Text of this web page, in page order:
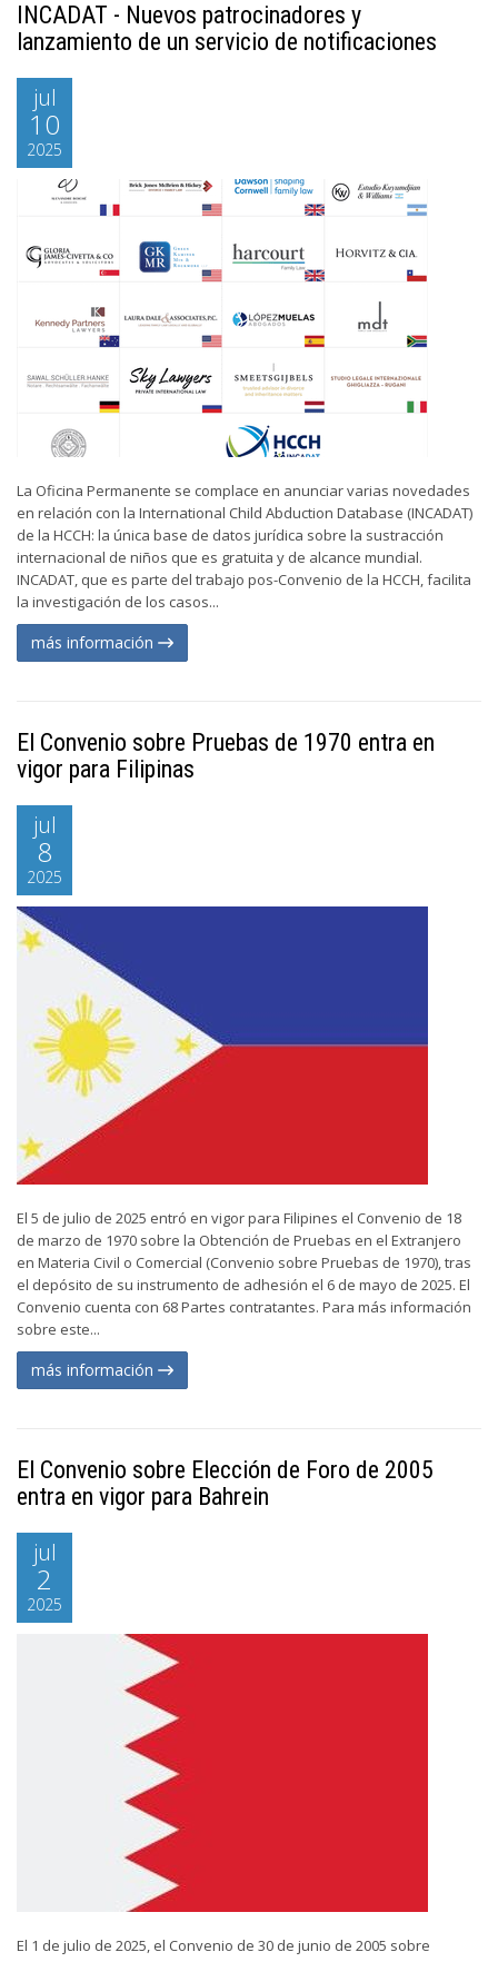
INCADAT - Nuevos patrocinadores y
lanzamiento de un servicio de notificaciones
jul
10
2025
La Oficina Permanente se complace en anunciar varias novedades
en relación con la International Child Abduction Database (INCADAT)
de la HCCH: la única base de datos jurídica sobre la sustracción
internacional de niños que es gratuita y de alcance mundial.
INCADAT, que es parte del trabajo pos-Convenio de la HCCH, facilita
la investigación de los casos...
más información
El Convenio sobre Pruebas de 1970 entra en
vigor para Filipinas
jul
8
2025
El 5 de julio de 2025 entró en vigor para Filipines el Convenio de 18
de marzo de 1970 sobre la Obtención de Pruebas en el Extranjero
en Materia Civil o Comercial (Convenio sobre Pruebas de 1970), tras
el depósito de su instrumento de adhesión el 6 de mayo de 2025. El
Convenio cuenta con 68 Partes contratantes. Para más información
sobre este...
más información
El Convenio sobre Elección de Foro de 2005
entra en vigor para Bahrein
jul
2
2025
El 1 de julio de 2025, el Convenio de 30 de junio de 2005 sobre